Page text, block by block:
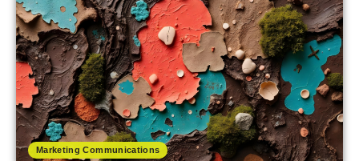
Marketing Communications